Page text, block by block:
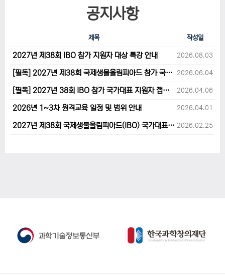
공지사항
제목 작성일
2027년 제38회 IBO 참가 지원자 대상 특강 안내 2026.08.03
[필독] 2027년 제38회 국제생물올림피아드 참가 국가대표 1차후보자 선발고사 범위 및 일정 안내 2026.06.04
[필독] 2027년 38회 IBO 참가 국가대표 지원자 접수 마감 및 원격교육 관련 공지사항 안내입니다. 2026.04.06
2026년 1~3차 원격교육 일정 및 범위 안내 2026.04.01
2027년 제38회 국제생물올림피아드(IBO) 국가대표 후보자 지원 안내 2026.02.25